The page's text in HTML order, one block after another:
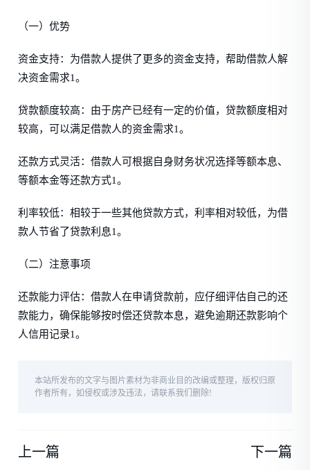
（一）优势
资金支持：为借款人提供了更多的资金支持，帮助借款人解
决资金需求1。
贷款额度较高：由于房产已经有一定的价值，贷款额度相对
较高，可以满足借款人的资金需求1。
还款方式灵活：借款人可根据自身财务状况选择等额本息、
等额本金等还款方式1。
利率较低：相较于一些其他贷款方式，利率相对较低，为借
款人节省了贷款利息1。
（二）注意事项
还款能力评估：借款人在申请贷款前，应仔细评估自己的还
款能力，确保能够按时偿还贷款本息，避免逾期还款影响个
人信用记录1。
本站所发布的文字与图片素材为非商业目的改编或整理，版权归原
作者所有，如侵权或涉及违法，请联系我们删除!
上一篇 下一篇